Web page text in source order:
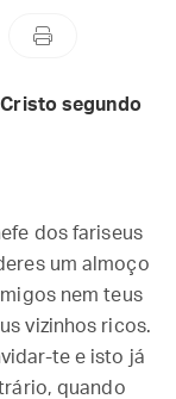
segundo
dos fariseus
um almoço
nem teus
vizinhos ricos.
te e isto já
quando